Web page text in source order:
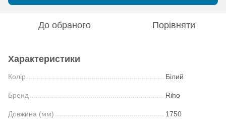
До обраного Порівняти
Характеристики
Колір Білий
Бренд Riho
Довжина (мм) 1750